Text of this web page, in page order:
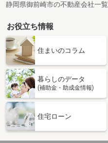
静岡県御前崎市の不動産会社一覧
お役立ち情報
住まいのコラム
暮らしのデータ
(補助金・助成金情報)
住宅ローン